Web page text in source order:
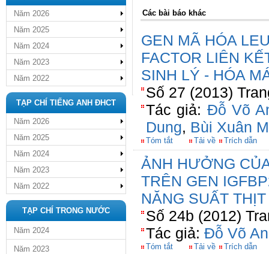
Năm 2026
Năm 2025
Năm 2024
Năm 2023
Năm 2022
TẠP CHÍ TIẾNG ANH ĐHCT
Năm 2026
Năm 2025
Năm 2024
Năm 2023
Năm 2022
TẠP CHÍ TRONG NƯỚC
Năm 2024
Năm 2023
Các bài báo khác
GEN MÃ HÓA
FACTOR LIÊN
SINH LÝ - HÓA
Số 27 (2013)
Tác giả: Đỗ Võ
Dung, Bùi Xuân
Tóm tắt Tải về Trích dẫn
ẢNH HƯỞNG
TRÊN GEN
NĂNG SUẤT
Số 24b (2012)
Tác giả: Đỗ Võ
Tóm tắt Tải về Trích dẫn